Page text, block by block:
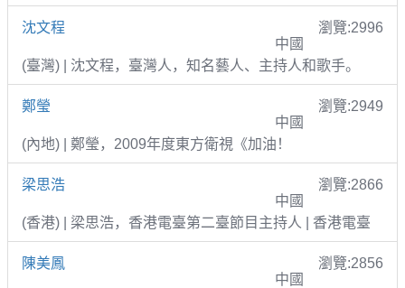
沈文程
瀏覽:2996
中國
(臺灣) | 沈文程，臺灣人，知名藝人、主持人和歌手。
鄭瑩
瀏覽:2949
中國
(內地) | 鄭瑩，2009年度東方衛視《加油！
梁思浩
瀏覽:2866
中國
(香港) | 梁思浩，香港電臺第二臺節目主持人 | 香港電臺
陳美鳳
瀏覽:2856
中國